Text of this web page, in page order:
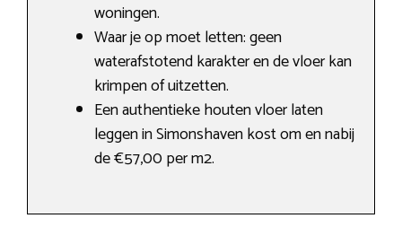
woningen.
Waar je op moet letten: geen
waterafstotend karakter en de vloer kan
krimpen of uitzetten.
Een authentieke houten vloer laten
leggen in Simonshaven kost om en nabij
de €57,00 per m2.